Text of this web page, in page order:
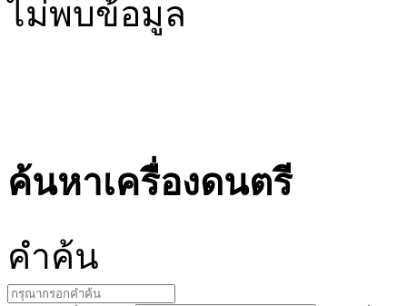
ไม่พบข้อมูล
ค้นหาเครื่องดนตรี
คำค้น